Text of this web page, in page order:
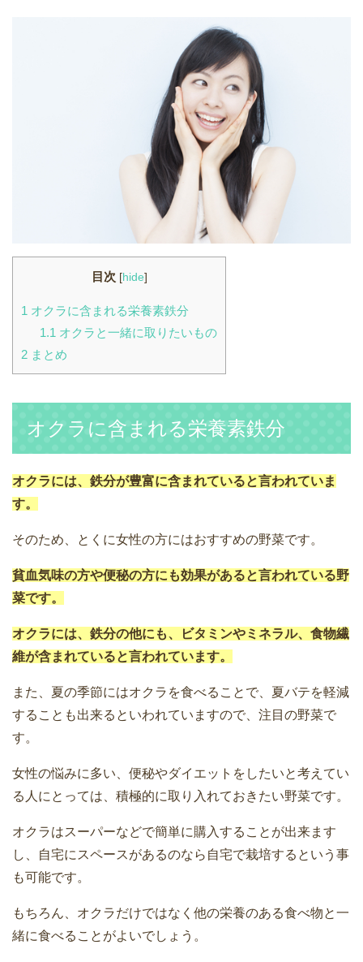
目次 [hide]
1 オクラに含まれる栄養素鉄分
1.1オクラと一緒に取りたいもの
2 まとめ
オクラに含まれる栄養素鉄分
オクラには、鉄分が豊富に含まれていると言われていま
す。
そのため、とくに女性の方にはおすすめの野菜です。
貧血気味の方や便秘の方にも効果があると言われている野
菜です。
オクラには、鉄分の他にも、ビタミンやミネラル、食物繊
維が含まれていると言われています。
また、夏の季節にはオクラを食べることで、夏バテを軽減
することも出来るといわれていますので、注目の野菜で
す。
女性の悩みに多い、便秘やダイエットをしたいと考えてい
る人にとっては、積極的に取り入れておきたい野菜です。
オクラはスーパーなどで簡単に購入することが出来ます
し、自宅にスペースがあるのなら自宅で栽培するという事
も可能です。
もちろん、オクラだけではなく他の栄養のある食べ物と一
緒に食べることがよいでしょう。